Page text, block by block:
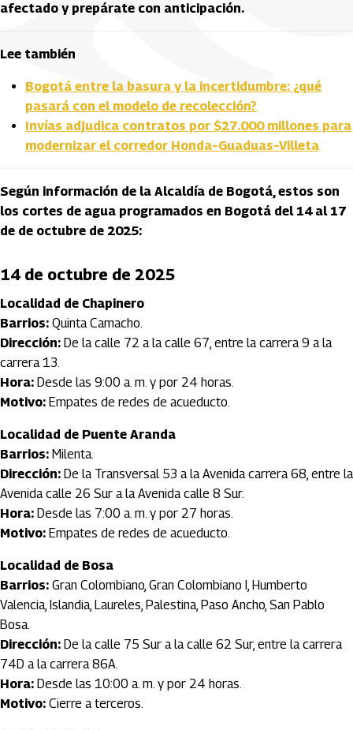
afectado y prepárate con anticipación.
Lee también
Bogotá entre la basura y la incertidumbre: ¿qué
pasará con el modelo de recolección?
Invías adjudica contratos por $27.000 millones para
modernizar el corredor Honda–Guaduas–Villeta
Según información de la Alcaldía de Bogotá, estos son
los cortes de agua programados en Bogotá del 14 al 17
de de octubre de 2025:
14 de octubre de 2025
Localidad de Chapinero
Barrios: Quinta Camacho.
Dirección: De la calle 72 a la calle 67, entre la carrera 9 a la
carrera 13.
Hora: Desde las 9:00 a. m. y por 24 horas.
Motivo: Empates de redes de acueducto.
Localidad de Puente Aranda
Barrios: Milenta.
Dirección: De la Transversal 53 a la Avenida carrera 68, entre la
Avenida calle 26 Sur a la Avenida calle 8 Sur.
Hora: Desde las 7:00 a. m. y por 27 horas.
Motivo: Empates de redes de acueducto.
Localidad de Bosa
Barrios: Gran Colombiano, Gran Colombiano I, Humberto
Valencia, Islandia, Laureles, Palestina, Paso Ancho, San Pablo
Bosa.
Dirección: De la calle 75 Sur a la calle 62 Sur, entre la carrera
74D a la carrera 86A.
Hora: Desde las 10:00 a. m. y por 24 horas.
Motivo: Cierre a terceros.